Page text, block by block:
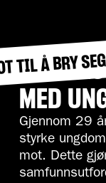
TIL Å BRY SEG
OVER
MED
Gjennom 29
styrke
mot. Dette